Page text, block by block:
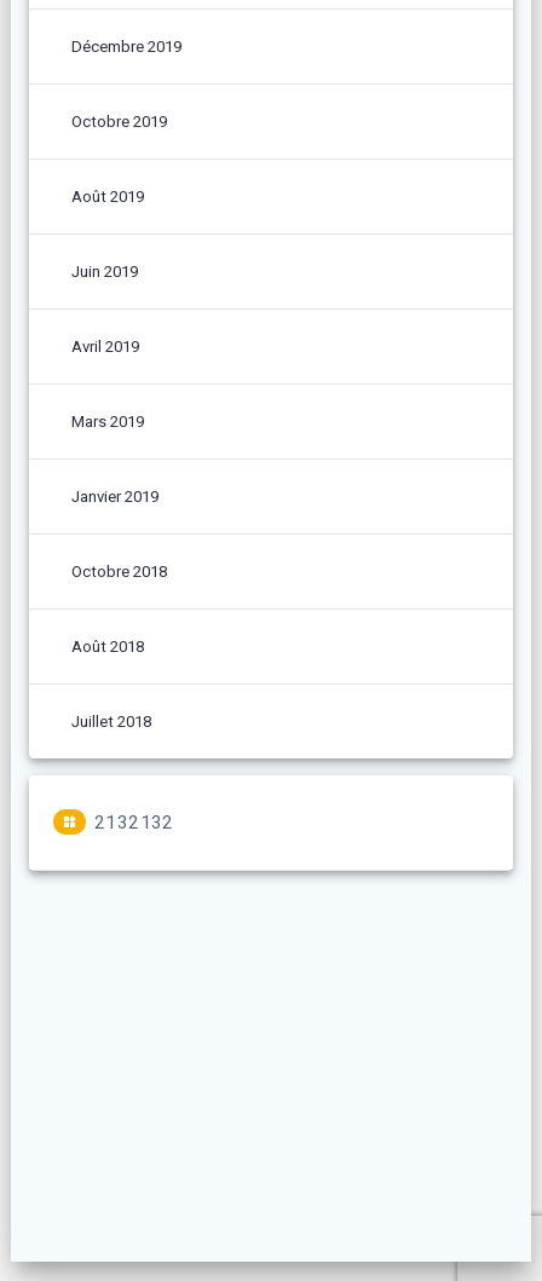
Décembre 2019
Octobre 2019
Août 2019
Juin 2019
Avril 2019
Mars 2019
Janvier 2019
Octobre 2018
Août 2018
Juillet 2018
2132132